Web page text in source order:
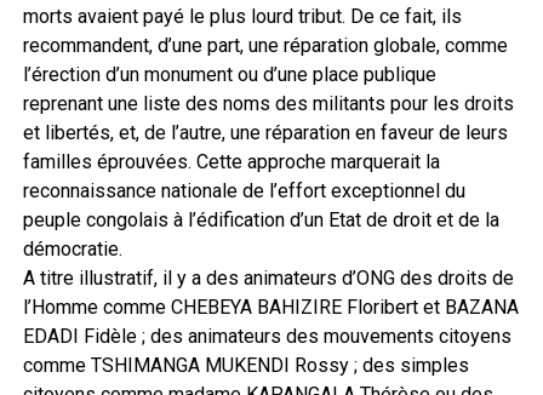
morts avaient payé le plus lourd tribut. De ce fait, ils
recommandent, d’une part, une réparation globale, comme
l’érection d’un monument ou d’une place publique
reprenant une liste des noms des militants pour les droits
et libertés, et, de l’autre, une réparation en faveur de leurs
familles éprouvées. Cette approche marquerait la
reconnaissance nationale de l’effort exceptionnel du
peuple congolais à l’édification d’un Etat de droit et de la
démocratie.
A titre illustratif, il y a des animateurs d’ONG des droits de
l’Homme comme CHEBEYA BAHIZIRE Floribert et BAZANA
EDADI Fidèle ; des animateurs des mouvements citoyens
comme TSHIMANGA MUKENDI Rossy ; des simples